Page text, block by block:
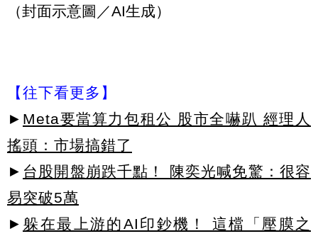
（封面示意圖／AI生成）
【往下看更多】
► Meta要當算力包租公 股市全嚇趴 經理人
搖頭：市場搞錯了
► 台股開盤崩跌千點！ 陳奕光喊免驚：很容
易突破5萬
► 躲在最上游的AI印鈔機！ 這檔「壓膜之